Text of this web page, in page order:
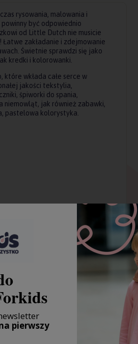
rysowania, malowania i
być odpowiednio
od Little Dutch nie musicie
zakładanie i zdejmowanie
Świetnie sprawdzi się jako
kredki i kolorowanki.
które wkłada całe serce w
jakości tekstylia,
śpiworki do spania,
niemowląt, jak również zabawki,
pastelowa kolorystyka.
ŚLINIAK PINK
Czas na odrobinę kreatywności!
rzeczy może pójść nie tak, ale ubrania
pierwszy